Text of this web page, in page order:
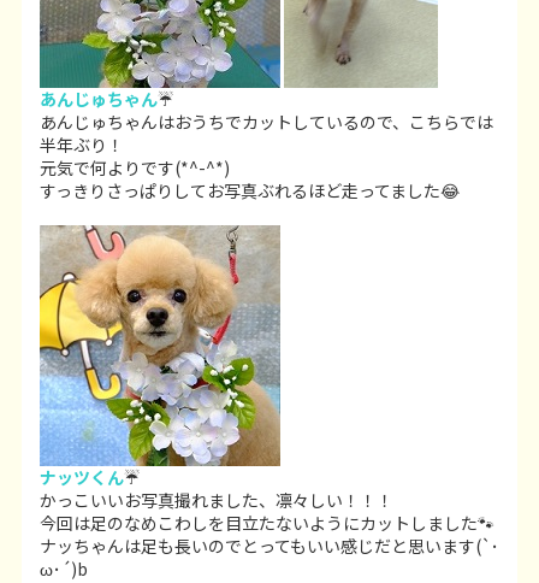
あんじゅちゃん☔
あんじゅちゃんはおうちでカットしているので、こちらでは
半年ぶり！
元気で何よりです(*^-^*)
すっきりさっぱりしてお写真ぶれるほど走ってました😂
ナッツくん☔
かっこいいお写真撮れました、凛々しい！！！
今回は足のなめこわしを目立たないようにカットしました🐾
ナッちゃんは足も長いのでとってもいい感じだと思います(`･
ω･´)b